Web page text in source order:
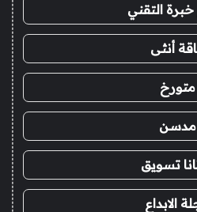
التقني
أنثى
متورخ
مدسن
تسويق
الابداع